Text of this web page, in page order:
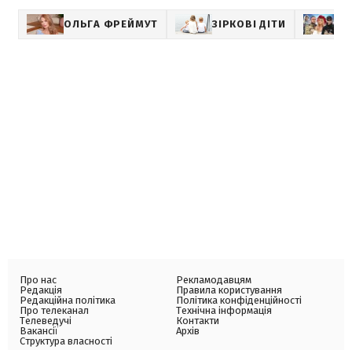
ОЛЬГА ФРЕЙМУТ ЗІРКОВІ ДІТИ
Про нас
Редакція
Редакційна політика
Про телеканал
Телеведучі
Вакансії
Структура власності
Рекламодавцям
Правила користування
Політика конфіденційності
Технічна інформація
Контакти
Архів